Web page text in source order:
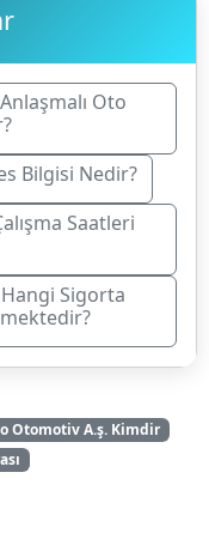
Oto
Bilgisi Nedir?
Saatleri
Sigorta
Otomotiv A.ş. Kimdir